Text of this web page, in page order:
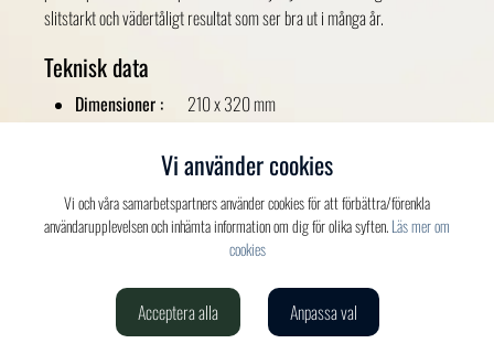
slitstarkt och vädertåligt resultat som ser bra ut i många år.
Teknisk data
Dimensioner :
210 x 320 mm
Material :
PVC, Orajet 3551 tillsammans med Oraguard
215, en högkvalitativ kombination av folie och
laminat.
Färger
020-150 520
Vi använder cookies
Vi och våra samarbetspartners använder cookies för att förbättra/förenkla
användarupplevelsen och inhämta information om dig för olika syften.Läs mer om
cookies
Acceptera alla Anpassa val